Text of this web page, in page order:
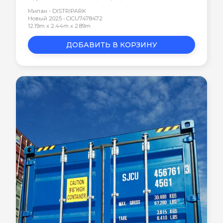
Милан - DISTRIPARK
Новый 2025 • CICU7478472
12.19m x 2.44m x 2.89m
ДОБАВИТЬ В КОРЗИНУ